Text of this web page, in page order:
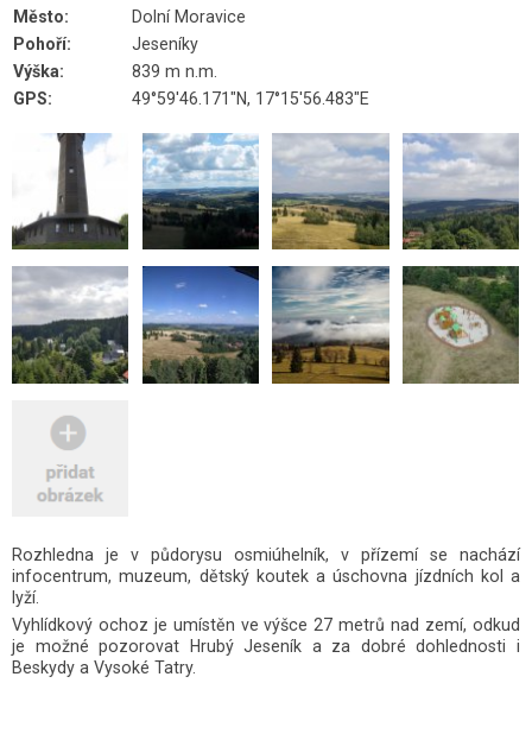
Město:
Dolní Moravice
Pohoří:
Jeseníky
Výška:
839 m n.m.
GPS:
49°59'46.171"N, 17°15'56.483"E
Rozhledna je v půdorysu osmiúhelník, v přízemí se nachází
infocentrum, muzeum, dětský koutek a úschovna jízdních kol a
lyží.
Vyhlídkový ochoz je umístěn ve výšce 27 metrů nad zemí, odkud
je možné pozorovat Hrubý Jeseník a za dobré dohlednosti i
Beskydy a Vysoké Tatry.